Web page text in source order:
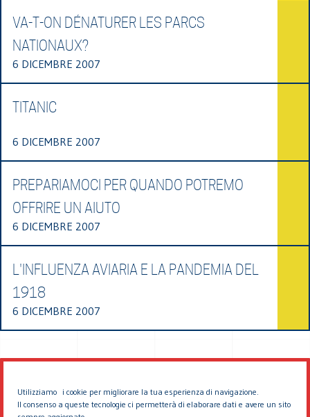
Utilizziamo i cookie per migliorare la tua esperienza di navigazione.
Il consenso a queste tecnologie ci permetterà di elaborare dati e avere un sito
VA-T-ON DÉNATURER LES PARCS
NATIONAUX?
6 DICEMBRE 2007
TITANIC
6 DICEMBRE 2007
PREPARIAMOCI PER QUANDO POTREMO
OFFRIRE UN AIUTO
6 DICEMBRE 2007
L'INFLUENZA AVIARIA E LA PANDEMIA DEL
1918
6 DICEMBRE 2007